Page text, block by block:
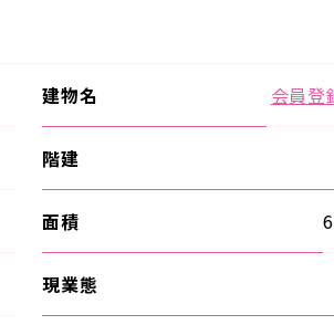
建物名 会員登
階建
面積
現業態